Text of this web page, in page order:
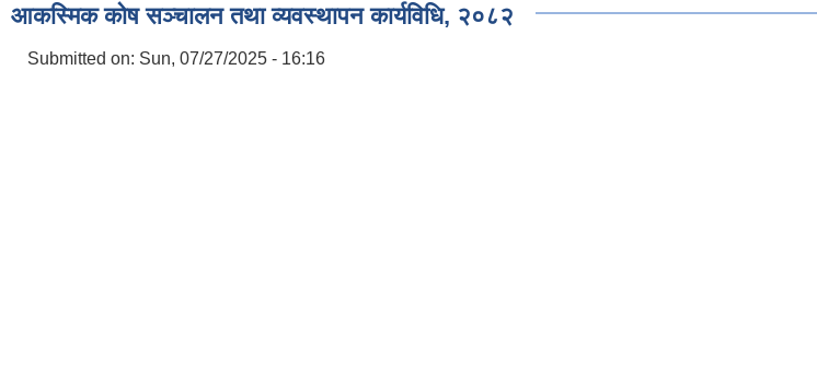
आकस्मिक कोष सञ्‍चालन तथा व्यवस्थापन कार्यविधि, २०८२
Submitted on: Sun, 07/27/2025 - 16:16